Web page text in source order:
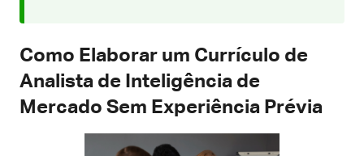
Como Elaborar um Currículo de
Analista de Inteligência de
Mercado Sem Experiência Prévia